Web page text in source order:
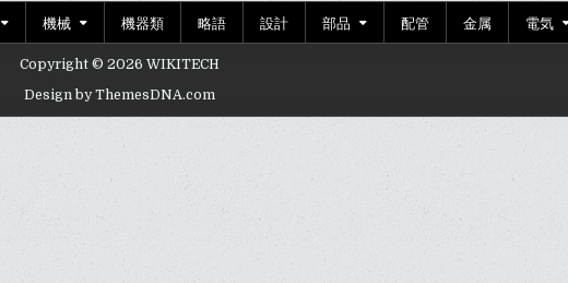
機械 機器類 略語 設計 部品 配管 金属 電気
Copyright © 2026 WIKITECH
Design by ThemesDNA.com